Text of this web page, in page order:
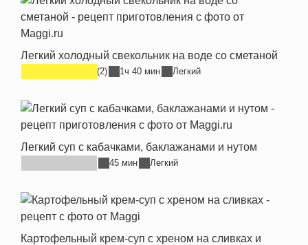
Легкий холодный свекольник на воде со сметаной
(2) 1ч 40 мин Легкий
Легкий суп с кабачками, баклажанами и нутом
45 мин Легкий
Картофельный крем-суп с хреном на сливках и